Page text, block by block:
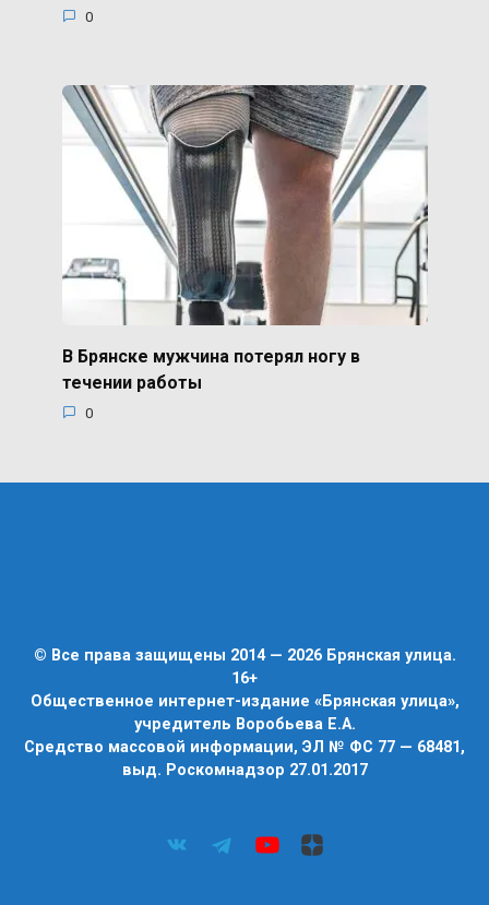
0
В Брянске мужчина потерял ногу в
течении работы
0
© Все права защищены 2014 — 2026 Брянская улица.
16+
Общественное интернет-издание «Брянская улица»,
учредитель Воробьева Е.А.
Средство массовой информации, ЭЛ № ФС 77 — 68481,
выд. Роскомнадзор 27.01.2017